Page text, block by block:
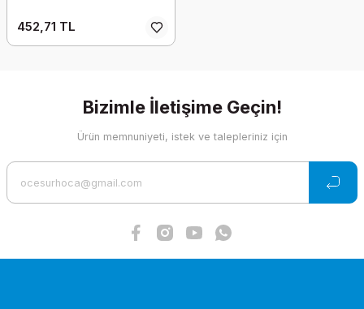
452,71 TL
Bizimle İletişime Geçin!
Ürün memnuniyeti, istek ve talepleriniz için